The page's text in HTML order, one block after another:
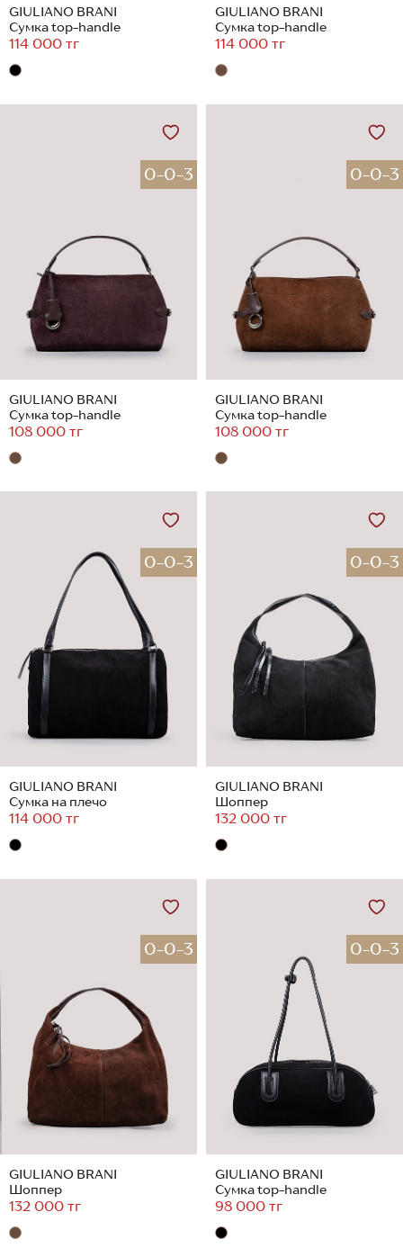
GIULIANO BRANI
Сумка top-handle
114 000 тг
GIULIANO BRANI
Сумка top-handle
114 000 тг
0-0-3
GIULIANO BRANI
Сумка top-handle
108 000 тг
0-0-3
GIULIANO BRANI
Сумка top-handle
108 000 тг
0-0-3
GIULIANO BRANI
Сумка на плечо
114 000 тг
0-0-3
GIULIANO BRANI
Шоппер
132 000 тг
0-0-3
GIULIANO BRANI
Шоппер
132 000 тг
0-0-3
GIULIANO BRANI
Сумка top-handle
98 000 тг